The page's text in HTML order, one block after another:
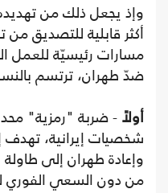
وإذ يجعل ذلك من
أكثر قابلية للتصديق من
مسارات رئيسيّة للعمل
ضدّ طهران، ترتسم
أولاً - ضربة "رمزية"
شخصيات إيرانية، تهدف
وإعادة طهران إلى
من دون السعي الفوري